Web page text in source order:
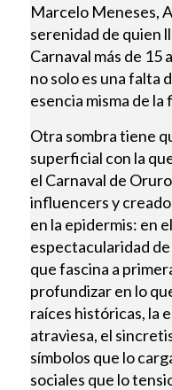
Marcelo Meneses,
serenidad de quien
Carnaval más de 15
no solo es una falta
esencia misma de la
Otra sombra tiene
superficial con la
el Carnaval de
influencers y
en la epidermis: en
espectacularidad
que fascina a
profundizar en lo
raíces históricas, la
atraviesa, el
símbolos que lo
sociales que lo